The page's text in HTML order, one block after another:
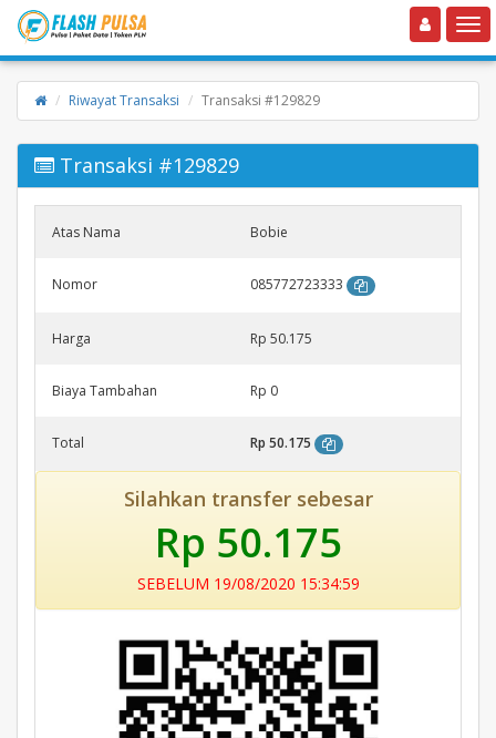
Toggle navigation
Riwayat Transaksi Transaksi #129829
Transaksi #129829
Atas Nama Bobie
Nomor 085772723333
Harga Rp 50.175
Biaya Tambahan Rp 0
Total Rp 50.175
Silahkan transfer sebesar
Rp 50.175
SEBELUM 19/08/2020 15:34:59